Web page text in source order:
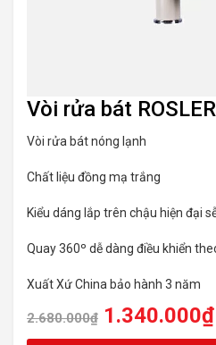
Vòi rửa bát
Vòi rửa bát nóng lạnh
Chất liệu đồng mạ trắng
Kiểu dáng lắp trên chậu hiện đại
Quay 360º dễ dàng điều khiển
Xuất Xứ China bảo hành 3 năm
2.680.000₫ 1.340.000₫